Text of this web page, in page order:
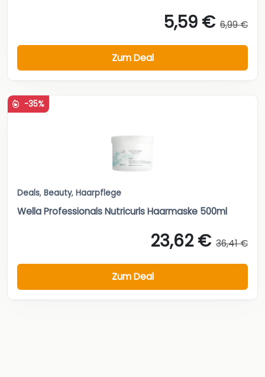
5,59 € 6,99 €
Zum Deal
-35%
Deals, Beauty, Haarpflege
Wella Professionals Nutricurls Haarmaske 500ml
23,62 € 36,41 €
Zum Deal